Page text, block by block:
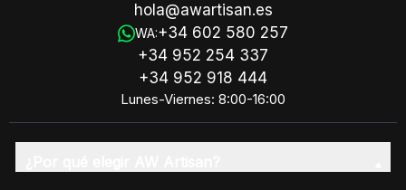
hola@awartisan.es
WA:+34 602 580 257
+34 952 254 337
+34 952 918 444
Lunes-Viernes: 8:00-16:00